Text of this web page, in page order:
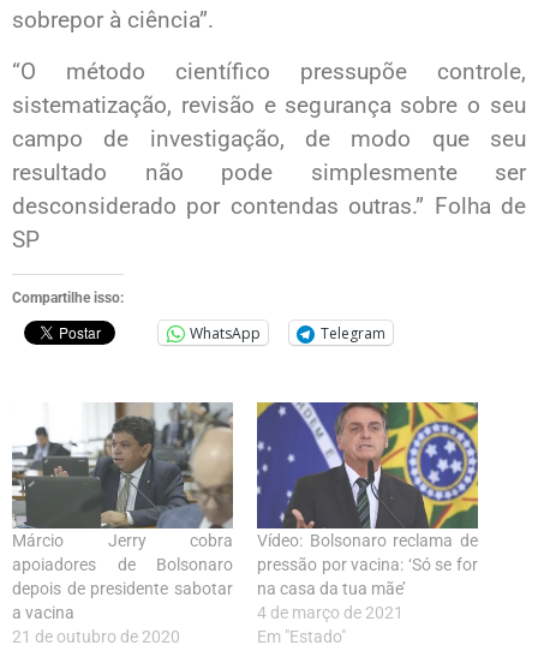
sobrepor à ciência”.
“O método científico pressupõe controle,
sistematização, revisão e segurança sobre o seu
campo de investigação, de modo que seu
resultado não pode simplesmente ser
desconsiderado por contendas outras.” Folha de
SP
Compartilhe isso:
WhatsApp Telegram
Márcio Jerry cobra
apoiadores de Bolsonaro
depois de presidente sabotar
a vacina
21 de outubro de 2020
Vídeo: Bolsonaro reclama de
pressão por vacina: ‘Só se for
na casa da tua mãe’
4 de março de 2021
Em "Estado"